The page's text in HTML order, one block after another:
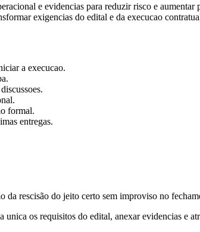
e evidencias para reduzir risco e
exigencias do edital e da execucao
a execucao.
formal.
entregas.
rescisão do jeito certo sem improviso no
os requisitos do edital, anexar evidencias e